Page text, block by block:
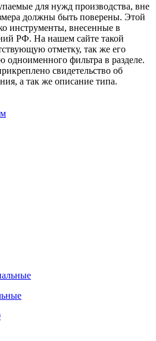
для нужд производства, вне
должны быть поверены. Этой
инструменты, внесенные в
РФ. На нашем сайте такой
отметку, так же его
фильтра в разделе.
свидетельство об
а так же описание типа.